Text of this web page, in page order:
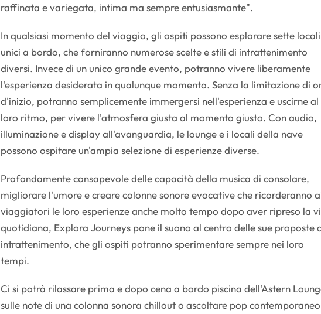
raffinata e variegata, intima ma sempre entusiasmante".
In qualsiasi momento del viaggio, gli ospiti possono esplorare sette locali
unici a bordo, che forniranno numerose scelte e stili di intrattenimento
diversi. Invece di un unico grande evento, potranno vivere liberamente
l'esperienza desiderata in qualunque momento. Senza la limitazione di
d'inizio, potranno semplicemente immergersi nell'esperienza e uscirne al
loro ritmo, per vivere l'atmosfera giusta al momento giusto. Con audio,
illuminazione e display all'avanguardia, le lounge e i locali della nave
possono ospitare un'ampia selezione di esperienze diverse.
Profondamente consapevole delle capacità della musica di consolare,
migliorare l'umore e creare colonne sonore evocative che ricorderanno
viaggiatori le loro esperienze anche molto tempo dopo aver ripreso la
quotidiana, Explora Journeys pone il suono al centro delle sue proposte
intrattenimento, che gli ospiti potranno sperimentare sempre nei loro
tempi.
Ci si potrà rilassare prima e dopo cena a bordo piscina dell'Astern
sulle note di una colonna sonora chillout o ascoltare pop contemporaneo